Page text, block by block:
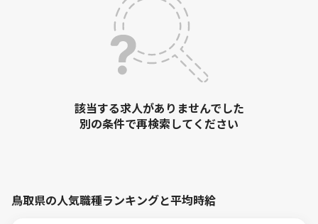
該当する求人がありませんでした
別の条件で再検索してください
鳥取県の人気職種ランキングと平均時給